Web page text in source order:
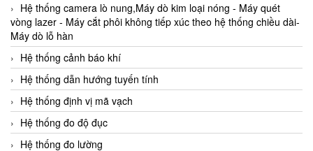
Hệ thống camera lò nung,Máy dò kim loại nóng - Máy quét
vòng lazer - Máy cắt phôi không tiếp xúc theo hệ thống chiều dài-
Máy dò lỗ hàn
Hệ thống cảnh báo khí
Hệ thống dẫn hướng tuyến tính
Hệ thống định vị mã vạch
Hệ thống đo độ đục
Hệ thống đo lường